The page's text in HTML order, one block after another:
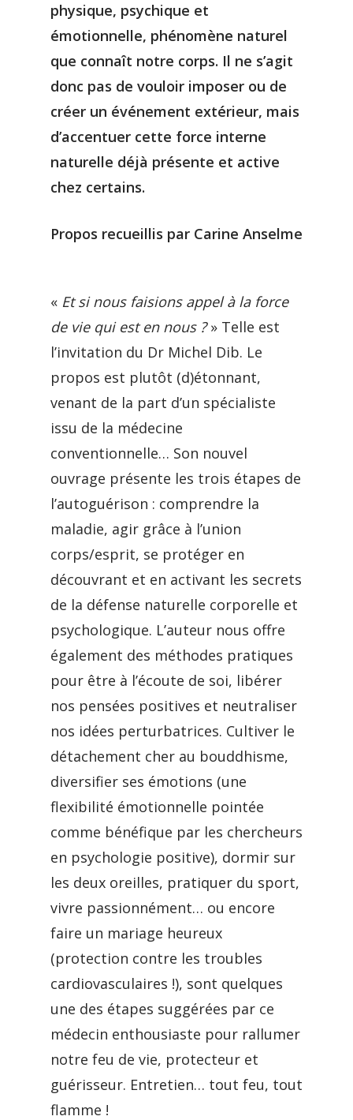
physique, psychique et
émotionnelle, phénomène naturel
que connaît notre corps. Il ne s’agit
donc pas de vouloir imposer ou de
créer un événement extérieur, mais
d’accentuer cette force interne
naturelle déjà présente et active
chez certains.
Propos recueillis par Carine Anselme
« Et si nous faisions appel à la force
de vie qui est en nous ?» Telle est
l’invitation du Dr Michel Dib. Le
propos est plutôt (d)étonnant,
venant de la part d’un spécialiste
issu de la médecine
conventionnelle… Son nouvel
ouvrage présente les trois étapes de
l’autoguérison : comprendre la
maladie, agir grâce à l’union
corps/esprit, se protéger en
découvrant et en activant les secrets
de la défense naturelle corporelle et
psychologique. L’auteur nous offre
également des méthodes pratiques
pour être à l’écoute de soi, libérer
nos pensées positives et neutraliser
nos idées perturbatrices. Cultiver le
détachement cher au bouddhisme,
diversifier ses émotions (une
flexibilité émotionnelle pointée
comme bénéfique par les chercheurs
en psychologie positive), dormir sur
les deux oreilles, pratiquer du sport,
vivre passionnément… ou encore
faire un mariage heureux
(protection contre les troubles
cardiovasculaires !), sont quelques
une des étapes suggérées par ce
médecin enthousiaste pour rallumer
notre feu de vie, protecteur et
guérisseur. Entretien… tout feu, tout
flamme !